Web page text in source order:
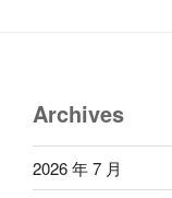
Archives
2026 年 7 月